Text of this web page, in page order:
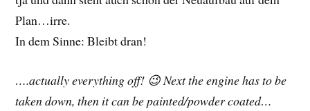
Plan…irre.
In dem Sinne: Bleibt dran!
….actually everything off! 😉 Next the engine has to be
taken down, then it can be painted/powder coated…